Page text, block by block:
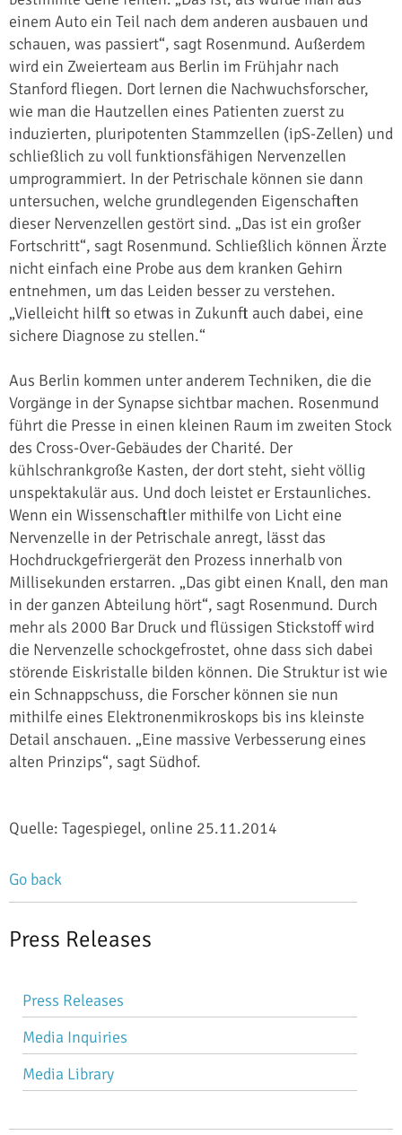
einem Auto ein Teil nach dem anderen ausbauen und
schauen, was passiert“, sagt Rosenmund. Außerdem
wird ein Zweierteam aus Berlin im Frühjahr nach
Stanford fliegen. Dort lernen die Nachwuchsforscher,
wie man die Hautzellen eines Patienten zuerst zu
induzierten, pluripotenten Stammzellen (ipS-Zellen) und
schließlich zu voll funktionsfähigen Nervenzellen
umprogrammiert. In der Petrischale können sie dann
untersuchen, welche grundlegenden Eigenschaften
dieser Nervenzellen gestört sind. „Das ist ein großer
Fortschritt“, sagt Rosenmund. Schließlich können Ärzte
nicht einfach eine Probe aus dem kranken Gehirn
entnehmen, um das Leiden besser zu verstehen.
„Vielleicht hilft so etwas in Zukunft auch dabei, eine
sichere Diagnose zu stellen.“
Aus Berlin kommen unter anderem Techniken, die die
Vorgänge in der Synapse sichtbar machen. Rosenmund
führt die Presse in einen kleinen Raum im zweiten Stock
des Cross-Over-Gebäudes der Charité. Der
kühlschrankgroße Kasten, der dort steht, sieht völlig
unspektakulär aus. Und doch leistet er Erstaunliches.
Wenn ein Wissenschaftler mithilfe von Licht eine
Nervenzelle in der Petrischale anregt, lässt das
Hochdruckgefriergerät den Prozess innerhalb von
Millisekunden erstarren. „Das gibt einen Knall, den man
in der ganzen Abteilung hört“, sagt Rosenmund. Durch
mehr als 2000 Bar Druck und flüssigen Stickstoff wird
die Nervenzelle schockgefrostet, ohne dass sich dabei
störende Eiskristalle bilden können. Die Struktur ist wie
ein Schnappschuss, die Forscher können sie nun
mithilfe eines Elektronenmikroskops bis ins kleinste
Detail anschauen. „Eine massive Verbesserung eines
alten Prinzips“, sagt Südhof.
Quelle: Tagespiegel, online 25.11.2014
Go back
Press Releases
Skip
navigation
Press Releases
Media Inquiries
Media Library